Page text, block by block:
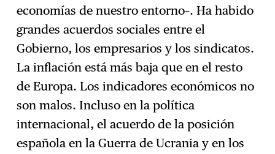
economías de nuestro entorno–. Ha habido
grandes acuerdos sociales entre el
Gobierno, los empresarios y los sindicatos.
La inflación está más baja que en el resto
de Europa. Los indicadores económicos no
son malos. Incluso en la política
internacional, el acuerdo de la posición
española en la Guerra de Ucrania y en los